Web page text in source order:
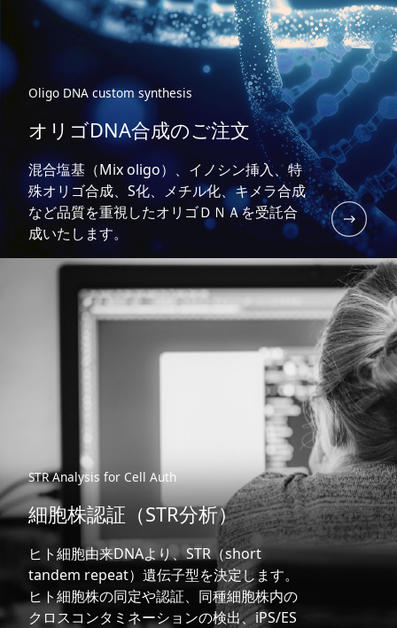
Oligo DNA custom synthesis
オリゴDNA合成のご注文
混合塩基（Mix oligo）、イノシン挿入、特
殊オリゴ合成、S化、メチル化、キメラ合成
など品質を重視したオリゴＤＮＡを受託合
成いたします。
STR Analysis for Cell Auth
細胞株認証（STR分析）
ヒト細胞由来DNAより、STR（short
tandem repeat）遺伝子型を決定します。
ヒト細胞株の同定や認証、同種細胞株内の
クロスコンタミネーションの検出、iPS/ES